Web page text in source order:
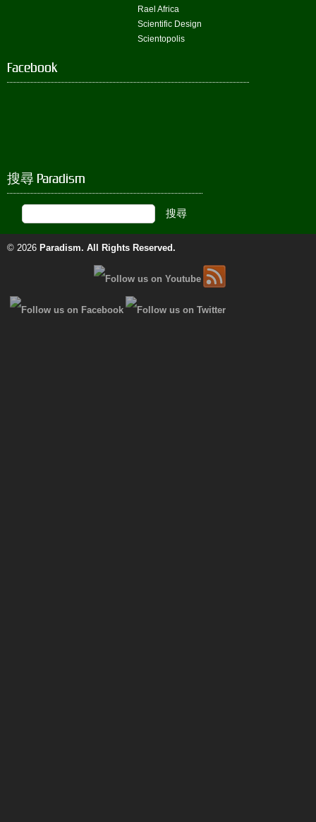
Rael Africa
Scientific Design
Scientopolis
Facebook
搜尋 Paradism
© 2026 Paradism. All Rights Reserved.